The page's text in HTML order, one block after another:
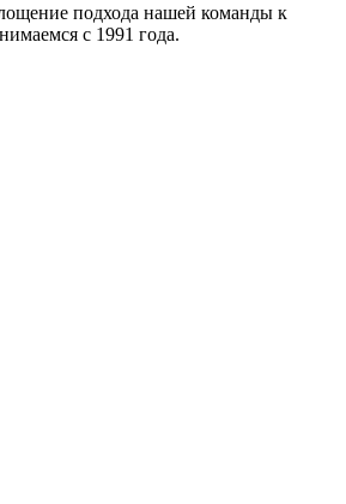
подхода нашей команды к
с 1991 года.